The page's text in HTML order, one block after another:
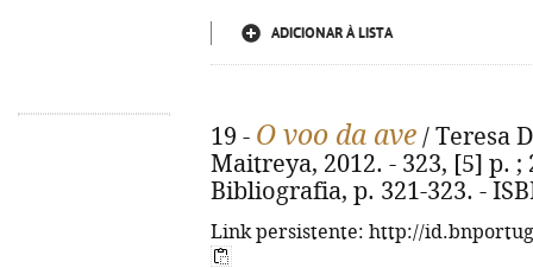
ADICIONAR À LISTA
19 - O voo da ave / Teresa
Maitreya, 2012. - 323, [5] p.
Bibliografia, p. 321-323. -
Link persistente: http://